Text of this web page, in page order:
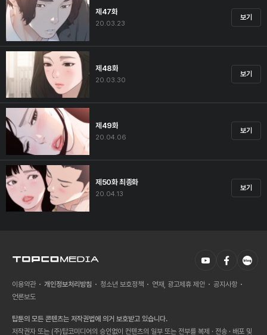
제47화
20.03.23
보기
제48화
20.03.30
보기
제49화
20.04.06
보기
제50화 최종화
20.04.13
보기
이용약관 개인정보처리방침 청소년 보호정책 연재, 광고제휴 제안
공지사항
언론보도
탑툰의 모든 콘텐츠는 저작권법에 의거 보호받고 있습니다.
저작권자 또는 (주)탑코미디어의 승인없이 컨텐츠의 일부 또는 전부를 복제 · 전송 · 배포 및